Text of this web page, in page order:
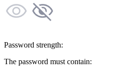
Password strength:
The password must contain: